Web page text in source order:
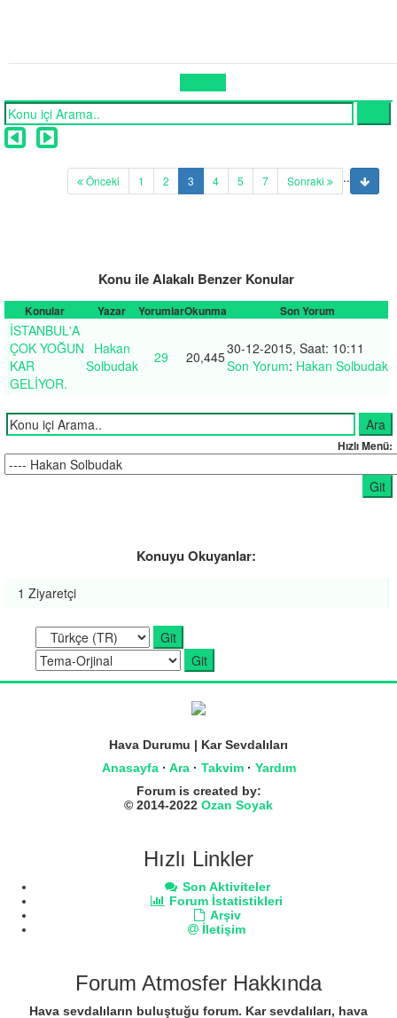
Önceki 1 2 3 (current)
4 5 ..
7 Sonraki
Konu ile Alakalı Benzer Konular
Konular Yazar YorumlarOkunma Son Yorum
İSTANBUL'A
ÇOK YOĞUN
KAR
GELİYOR.
Hakan
Solbudak
29 20,44530-12-2015, Saat: 10:11
Son Yorum: Hakan Solbudak
Hızlı Menü:
Konuyu Okuyanlar:
1 Ziyaretçi
Hava Durumu | Kar Sevdalıları
Anasayfa· Ara· Takvim· Yardım
Forum is created by:
© 2014-2022 Ozan Soyak
Hızlı Linkler
Son Aktiviteler
Forum İstatistikleri
Arşiv
İletişim
Forum Atmosfer Hakkında
Hava sevdalıların buluştuğu forum. Kar sevdalıları, hava